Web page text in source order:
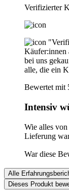
Verifizierter
Käufer:innen
bei uns
alle, die ein
Bewertet mit
Intensiv
Wie alles
Lieferung
War diese
Alle
Dieses Produkt